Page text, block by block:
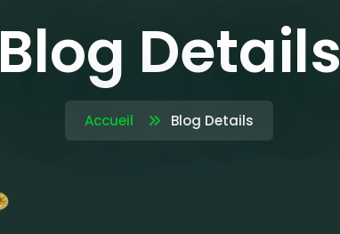
Blog Details
Accueil Blog Details